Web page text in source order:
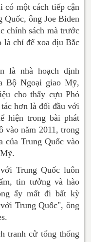
có một cách tiếp cận
ông Joe Biden
chính sách mà trước
chỉ để xoa dịu Bắc
là nhà hoạch định
Bộ Ngoại giao Mỹ,
cho thấy cựu Phó
hơn là đối đầu với
hiện trong bài phát
vào năm 2011, trong
của Trung Quốc vào
Trung Quốc luôn
tin tưởng và hào
ấy mất đi bất kỳ
Trung Quốc", ông
tranh cử tổng thống